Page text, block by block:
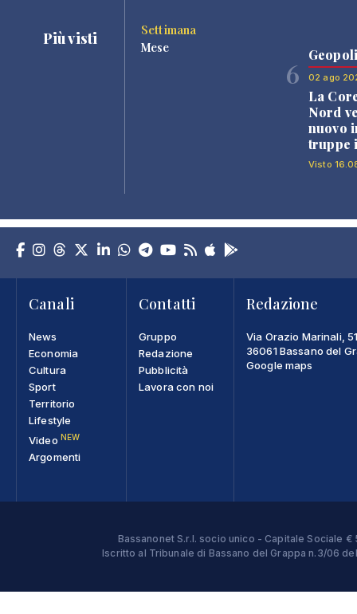
Più visti
Settimana
Mese
6 02 ago
La
Nord
nuovo
truppe
Visto
Canali
News
Economia
Cultura
Sport
Territorio
Lifestyle
Video NEW
Argomenti
Contatti
Gruppo
Redazione
Pubblicità
Lavora con noi
Redazione
Via Orazio Marinali,
36061 Bassano del
Google maps
Bassanonet S.r.l. socio unico - Capitale Sociale
Iscritto al Tribunale di Bassano del Grappa n.3/06